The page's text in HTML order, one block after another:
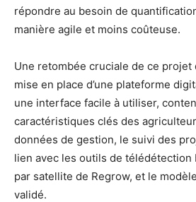
répondre au besoin de
manière agile et moins coûteuse.
Une retombée cruciale de ce projet
mise en place d’une plateforme
une interface facile à utiliser,
caractéristiques clés des
données de gestion, le suivi des
lien avec les outils de télédétection
par satellite de Regrow, et le
validé.